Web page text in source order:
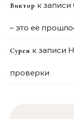
Виктор к записи
– это её
Сурен к записи
проверки